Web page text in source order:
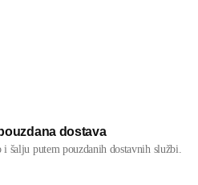
dostava
i šalju putem pouzdanih dostavnih službi.